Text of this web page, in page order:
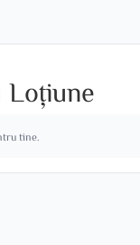
Loțiune
tine.